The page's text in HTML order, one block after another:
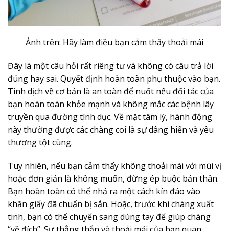
Ảnh trên: Hãy làm điều bạn cảm thấy thoải mái
Đây là một câu hỏi rất riêng tư và không có câu trả lời
đúng hay sai. Quyết định hoàn toàn phụ thuộc vào bạn.
Tinh dịch về cơ bản là an toàn để nuốt nếu đối tác của
bạn hoàn toàn khỏe mạnh và không mắc các bệnh lây
truyền qua đường tình dục. Về mặt tâm lý, hành động
này thường được các chàng coi là sự dâng hiến và yêu
thương tột cùng.
Tuy nhiên, nếu bạn cảm thấy không thoải mái với mùi vị
hoặc đơn giản là không muốn, đừng ép buộc bản thân.
Bạn hoàn toàn có thể nhả ra một cách kín đáo vào
khăn giấy đã chuẩn bị sẵn. Hoặc, trước khi chàng xuất
tinh, bạn có thể chuyển sang dùng tay để giúp chàng